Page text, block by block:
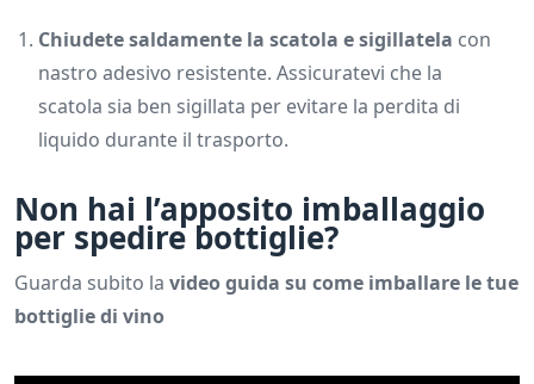
Chiudete saldamente la scatola e sigillatela con
nastro adesivo resistente. Assicuratevi che la
scatola sia ben sigillata per evitare la perdita di
liquido durante il trasporto.
Non hai l’apposito imballaggio
per spedire bottiglie?
Guarda subito la video guida su come imballare le tue
bottiglie di vino